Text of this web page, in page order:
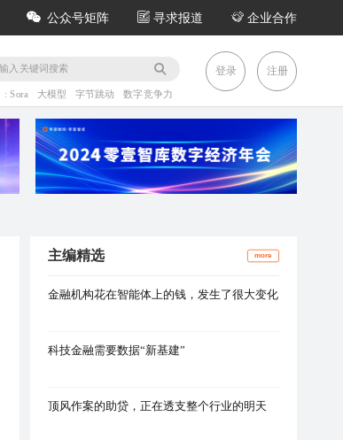
公众号矩阵 寻求报道 企业合作
:Sora 大模型 字节跳动 数字竞争力
登录 注册
主编精选 more
金融机构花在智能体上的钱，发生了很大变化
科技金融需要数据“新基建”
顶风作案的助贷，正在透支整个行业的明天